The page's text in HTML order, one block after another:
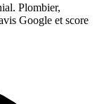
. Plombier,
Google et score